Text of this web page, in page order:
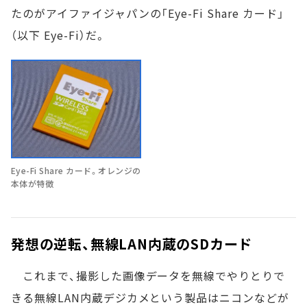
たのがアイファイジャパンの「Eye-Fi Share カード」
（以下 Eye-Fi）だ。
Eye-Fi Share カード。オレンジの
本体が特徴
発想の逆転、無線LAN内蔵のSDカード
これまで、撮影した画像データを無線でやりとりで
きる無線LAN内蔵デジカメという製品はニコンなどが